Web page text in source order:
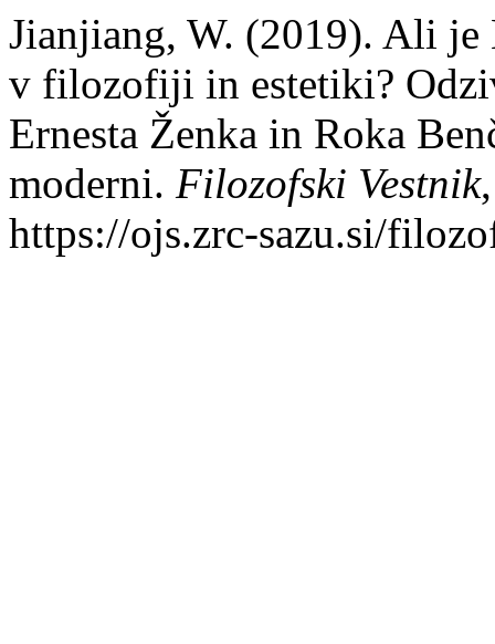
Jianjiang, W. (2019). Ali je
v filozofiji in estetiki?
Ernesta Ženka in Roka
moderni. Filozofski Vestnik
https://ojs.zrc-sazu.si/